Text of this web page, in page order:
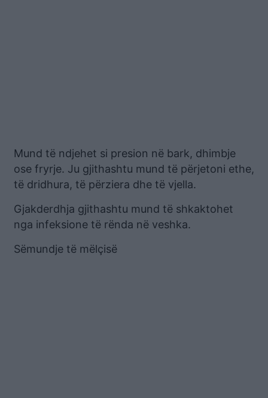
Mund të ndjehet si presion në bark, dhimbje
ose fryrje. Ju gjithashtu mund të përjetoni ethe,
të dridhura, të përziera dhe të vjella.
Gjakderdhja gjithashtu mund të shkaktohet
nga infeksione të rënda në veshka.
Sëmundje të mëlçisë